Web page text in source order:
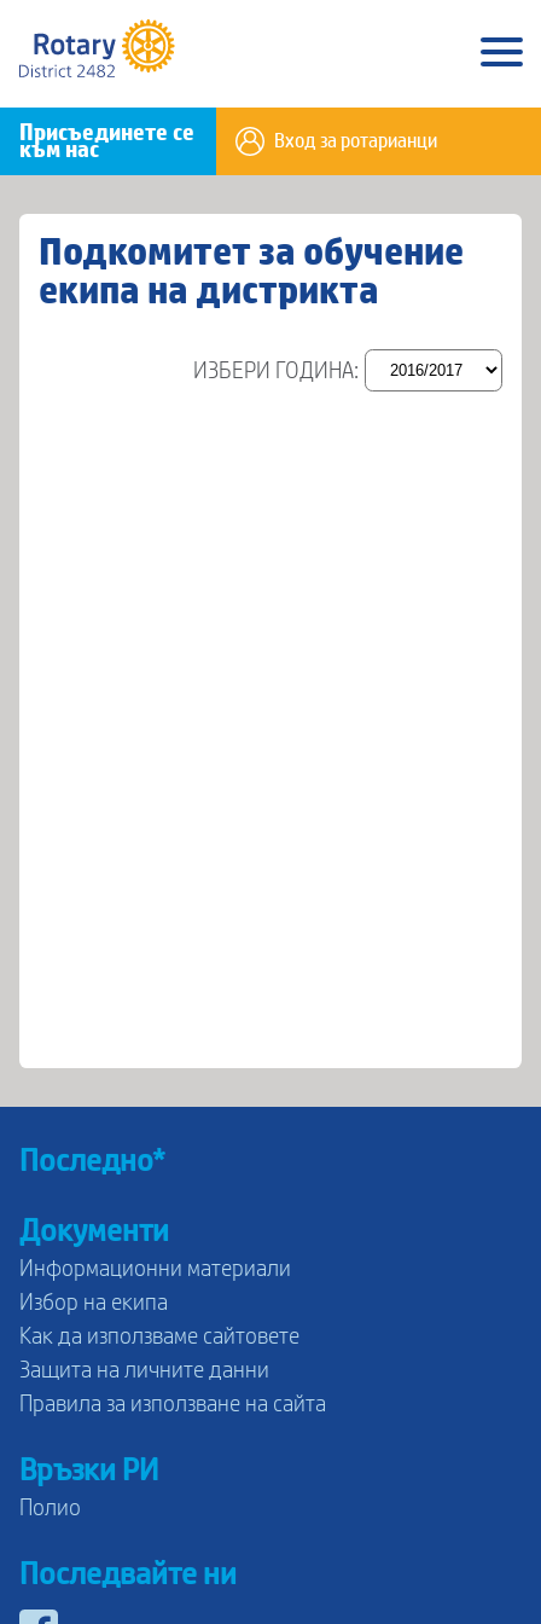
Присъединете се
към нас Вход за ротарианци
Подкомитет за обучение
екипа на дистрикта
ИЗБЕРИ ГОДИНА:
Последно*
Документи
Информационни материали
Избор на екипа
Как да използваме сайтовете
Защита на личните данни
Правила за използване на сайта
Връзки РИ
Полио
Последвайте ни